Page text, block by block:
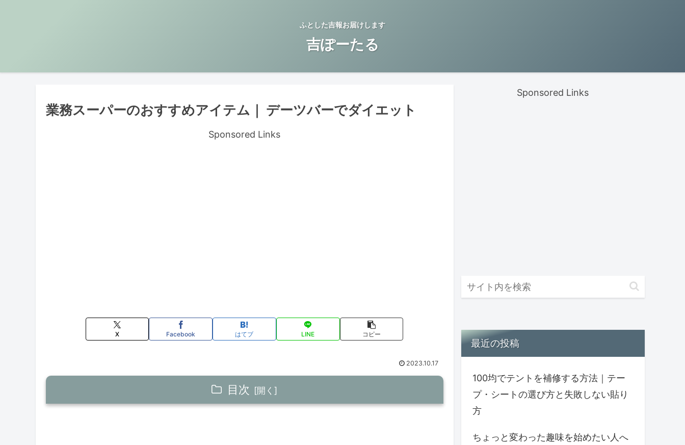
ふとした吉報お届けします
吉ぽーたる
業務スーパーのおすすめアイテム｜ デーツバーでダイエット
Sponsored Links
X Facebook はてブ LINE コピー
2023.10.17
目次
Sponsored Links
最近の投稿
100均でテントを補修する方法｜テー
プ・シートの選び方と失敗しない貼り
方
ちょっと変わった趣味を始めたい人へ